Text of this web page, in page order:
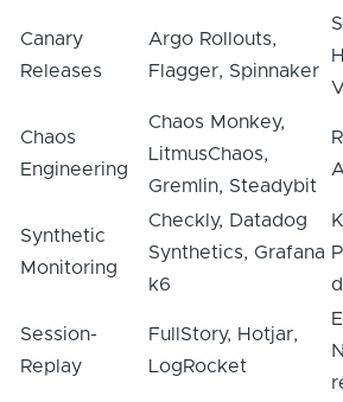
Canary
Releases
Argo Rollouts,
Flagger, Spinnaker
Chaos
Engineering
Chaos Monkey,
LitmusChaos,
Gremlin, Steadybit
Synthetic
Monitoring
Checkly, Datadog
Synthetics, Grafana
k6
Session-
Replay
FullStory, Hotjar,
LogRocket